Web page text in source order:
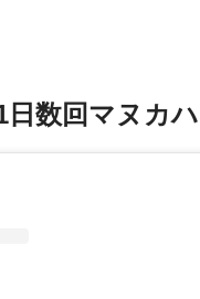
日数回マヌカ